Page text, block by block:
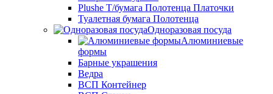
Plushe Т/бумага Полотенца Платочки
Туалетная бумага Полотенца
Одноразовая посуда
Алюминиевые
формы
Барные украшения
Ведра
ВСП Контейнер